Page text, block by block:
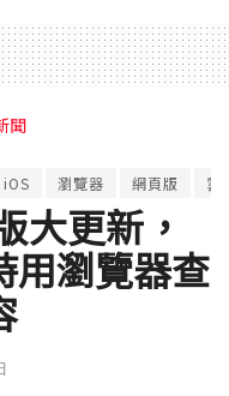
聞
iOS 瀏覽器 網頁版 雲
大更新，
用瀏覽器查